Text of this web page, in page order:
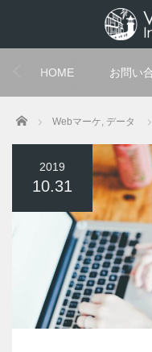
HOME お問い
Home Webマーケ, データ
2019
10.31